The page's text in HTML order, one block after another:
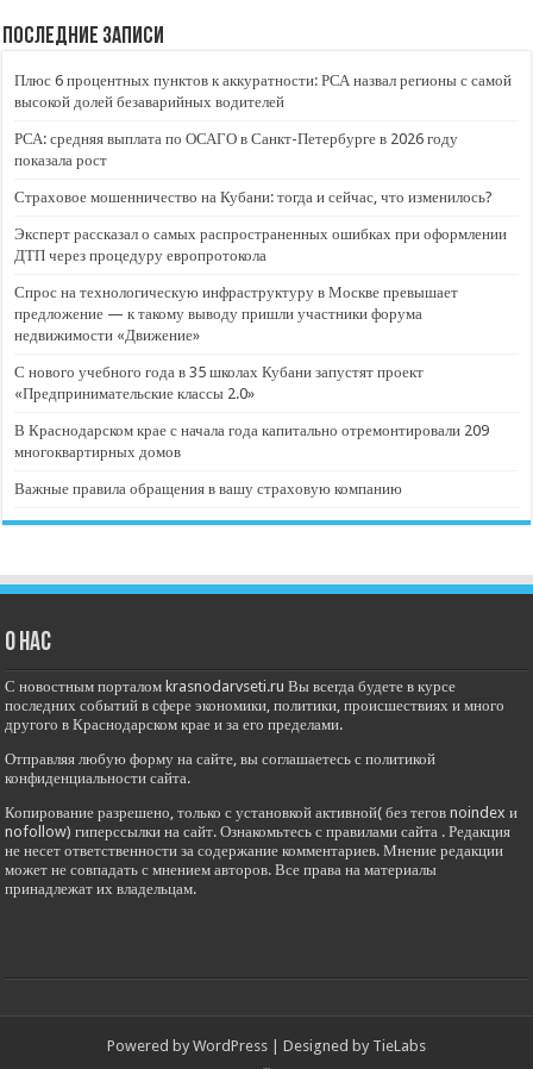
Последние записи
Плюс 6 процентных пунктов к аккуратности: РСА назвал регионы с самой
высокой долей безаварийных водителей
РСА: средняя выплата по ОСАГО в Санкт-Петербурге в 2026 году
показала рост
Страховое мошенничество на Кубани: тогда и сейчас, что изменилось?
Эксперт рассказал о самых распространенных ошибках при оформлении
ДТП через процедуру европротокола
Спрос на технологическую инфраструктуру в Москве превышает
предложение — к такому выводу пришли участники форума
недвижимости «Движение»
С нового учебного года в 35 школах Кубани запустят проект
«Предпринимательские классы 2.0»
В Краснодарском крае с начала года капитально отремонтировали 209
многоквартирных домов
Важные правила обращения в вашу страховую компанию
О нас
С новостным порталом krasnodarvseti.ru Вы всегда будете в курсе
последних событий в сфере экономики, политики, происшествиях и много
другого в Краснодарском крае и за его пределами.
Отправляя любую форму на сайте, вы соглашаетесь с политикой
конфиденциальности сайта.
Копирование разрешено, только с установкой активной( без тегов noindex и
nofollow) гиперссылки на сайт. Ознакомьтесь с правилами сайта . Редакция
не несет ответственности за содержание комментариев. Мнение редакции
может не совпадать с мнением авторов. Все права на материалы
принадлежат их владельцам.
Powered by WordPress | Designed by TieLabs